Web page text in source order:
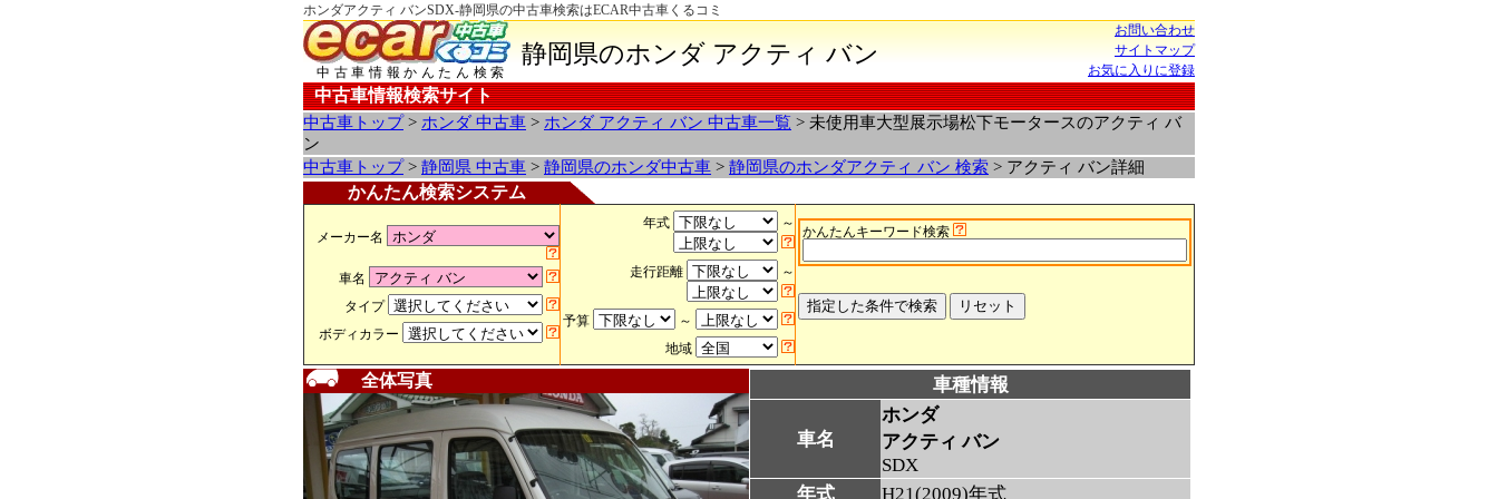
ホンダアクティ バンSDX-静岡県の中古車検索はECAR中古車くるコミ
中古車情報かんたん検索
静岡県のホンダ アクティ バン
お問い合わせ
サイトマップ
お気に入りに登録
中古車情報検索サイト
中古車トップ> ホンダ 中古車 > ホンダ アクティ バン 中古車一覧 > 未使用車大型展示場松下モータースのアクティ バ
ン
中古車トップ> 静岡県 中古車 > 静岡県のホンダ中古車 > 静岡県のホンダアクティ バン 検索 > アクティ バン詳細
かんたん検索システム
メーカー名
車名
タイプ
ボディカラー
年式 ～
走行距離 ～
予算
～
地域
かんたんキーワード検索
全体写真 車種情報
車名
ホンダ
アクティ バン
SDX
年式
H21(2009)年式